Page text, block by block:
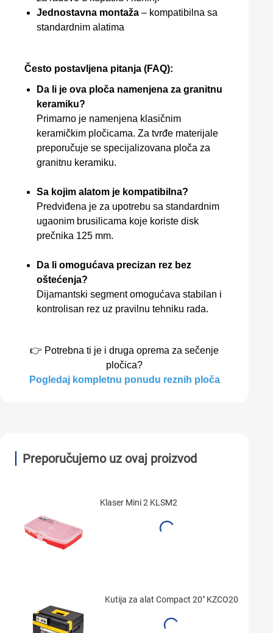
Jednostavna montaža – kompatibilna sa
standardnim alatima
Često postavljena pitanja (FAQ):
Da li je ova ploča namenjena za granitnu
keramiku?
Primarno je namenjena klasičnim
keramičkim pločicama. Za tvrđe materijale
preporučuje se specijalizovana ploča za
granitnu keramiku.
Sa kojim alatom je kompatibilna?
Predviđena je za upotrebu sa standardnim
ugaonim brusilicama koje koriste disk
prečnika 125 mm.
Da li omogućava precizan rez bez
oštećenja?
Dijamantski segment omogućava stabilan i
kontrolisan rez uz pravilnu tehniku rada.
👉 Potrebna ti je i druga oprema za sečenje
pločica?
Pogledaj kompletnu ponudu reznih ploča
Preporučujemo uz ovaj proizvod
Klaser Mini 2 KLSM2
Kutija za alat Compact 20" KZCO20